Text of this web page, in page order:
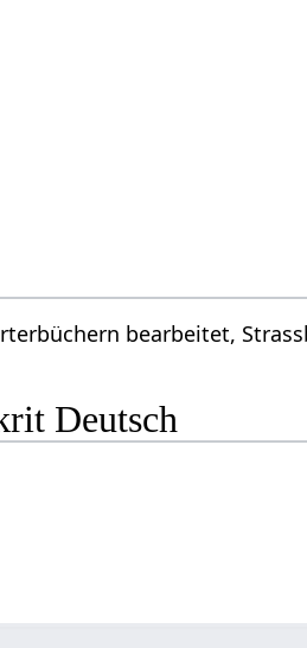
bearbeitet,
Deutsch